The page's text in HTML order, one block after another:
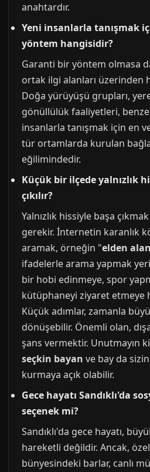
anahtardır.
Yeni insanlarla tanışmak
yöntem hangisidir?
Garanti bir yöntem olmasa
ortak ilgi alanları üzerinden
Doğa yürüyüşü grupları,
gönüllülük faaliyetleri,
insanlarla tanışmak için en
tür ortamlarda kurulan
eğilimindedir.
Küçük bir ilçede yalnızlık
çıkılır?
Yalnızlık hissiyle başa
gerekir. İnternetin karanlık
aramak, örneğin "elden
ifadelerle arama yapmak
bir hobi edinmeye, spor
kütüphaneyi ziyaret etmeye
Küçük adımlar, zamanla
dönüşebilir. Önemli olan,
şans vermektir. Unutmayın
seçkin bayan ve bay da
kurmaya açık olabilir.
Gece hayatı Sandıklı'da
seçenek mi?
Sandıklı'da gece hayatı,
hareketli değildir. Ancak,
bünyesindeki barlar, canlı